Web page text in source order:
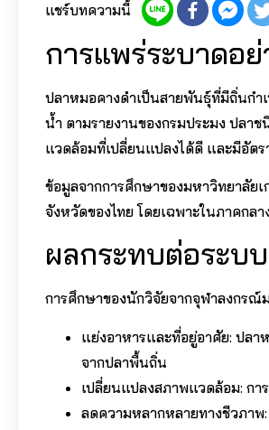
แชร์บทความนี้
การแพร่ระบาดอย่
ปลาหมอคางดำเป็นสายพันธุ์ที่มีถิ่นกำ
น้ำ ตามรายงานของกรมประมง ปลา
แวดล้อมที่เปลี่ยนแปลงได้ดี และมีอัต
ข้อมูลจากการศึกษาของมหาวิทยาลัย
จังหวัดของไทย โดยเฉพาะในภาคกล
ผลกระทบต่อระบ
การศึกษาของนักวิจัยจากจุฬาลงกรณ์
แย่งอาหารและที่อยู่อาศัย: ปล
จากปลาพื้นถิ่น
เปลี่ยนแปลงสภาพแวดล้อม: ก
ลดความหลากหลายทางชีวภา